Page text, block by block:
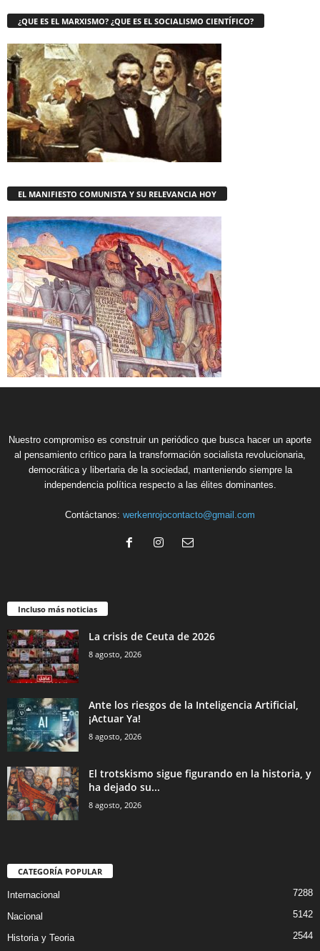
¿QUE ES EL MARXISMO? ¿QUE ES EL SOCIALISMO CIENTÍFICO?
EL MANIFIESTO COMUNISTA Y SU RELEVANCIA HOY
Nuestro compromiso es construir un periódico que busca hacer un aporte
al pensamiento crítico para la transformación socialista revolucionaria,
democrática y libertaria de la sociedad, manteniendo siempre la
independencia política respecto a las élites dominantes.
Contáctanos: werkenrojocontacto@gmail.com
Incluso más noticias
La crisis de Ceuta de 2026
8 agosto, 2026
Ante los riesgos de la Inteligencia Artificial,
¡Actuar Ya!
8 agosto, 2026
El trotskismo sigue figurando en la historia, y
ha dejado su...
8 agosto, 2026
CATEGORÍA POPULAR
Internacional 7288
Nacional 5142
Historia y Teoria 2544